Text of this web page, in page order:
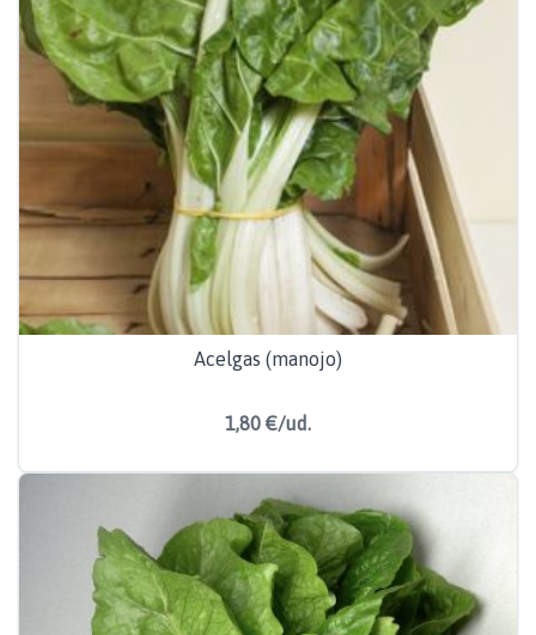
Acelgas (manojo)
1,80 €/ud.